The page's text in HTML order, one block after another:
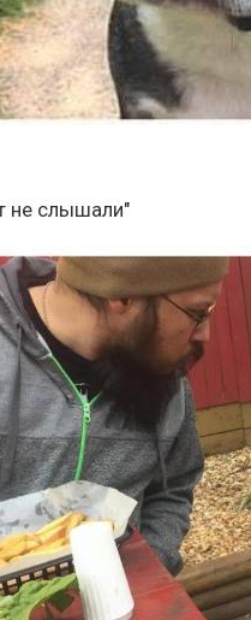
не слышали"